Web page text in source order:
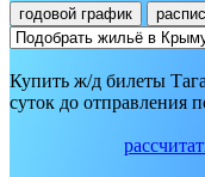
годовой график
Купить ж/д билеты
суток до отправления